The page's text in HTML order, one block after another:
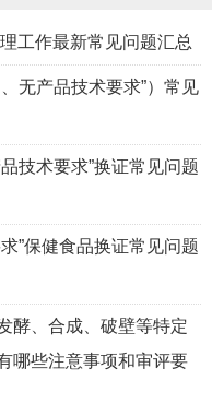
工作最新常见问题汇总
无产品技术要求”）常见
技术要求”换证常见问题
”保健食品换证常见问题
酵、合成、破壁等特定
哪些注意事项和审评要